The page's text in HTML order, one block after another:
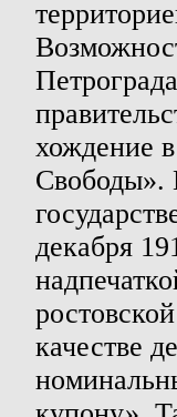
хождение
Свободы».
декабря
качестве